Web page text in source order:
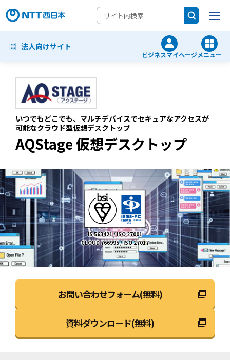
法人向けサイト
ビジネスマイページメニュー
いつでもどこでも、マルチデバイスでセキュアなアクセスが
可能なクラウド型仮想デスクトップ
AQStage 仮想デスクトップ
お問い合わせフォーム(無料)
資料ダウンロード(無料)